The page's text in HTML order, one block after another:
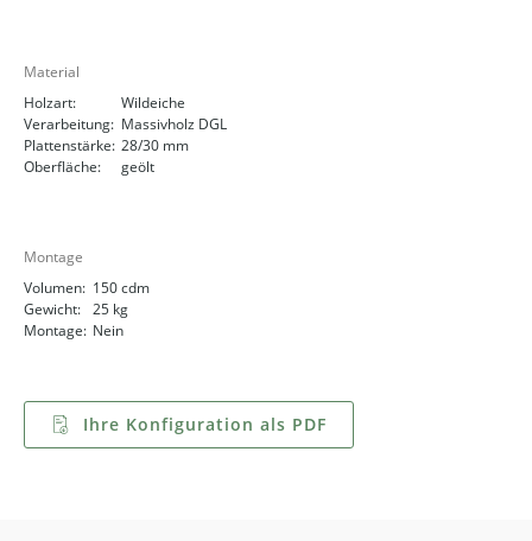
Material
Holzart:
Wildeiche
Verarbeitung: Massivholz DGL
Plattenstärke: 28/30 mm
Oberfläche:
geölt
Montage
Volumen: 150 cdm
Gewicht: 25 kg
Montage: Nein
Ihre Konfiguration als PDF